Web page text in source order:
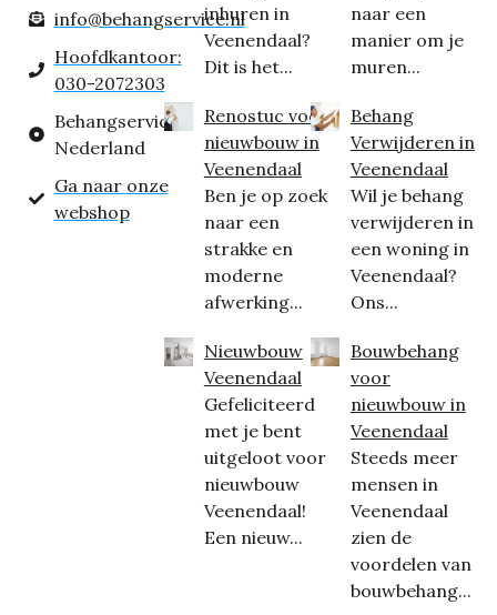
info@behangservice.nl
Hoofdkantoor:
030-2072303
Behangservice
Nederland
Ga naar onze
webshop
inhuren in
Veenendaal?
Dit is het...
Renostuc voor
nieuwbouw in
Veenendaal
Ben je op zoek
naar een
strakke en
moderne
afwerking...
Nieuwbouw
Veenendaal
Gefeliciteerd
met je bent
uitgeloot voor
nieuwbouw
Veenendaal!
Een nieuw...
naar een
manier om je
muren...
Behang
Verwijderen in
Veenendaal
Wil je behang
verwijderen in
een woning in
Veenendaal?
Ons...
Bouwbehang
voor
nieuwbouw in
Veenendaal
Steeds meer
mensen in
Veenendaal
zien de
voordelen van
bouwbehang...